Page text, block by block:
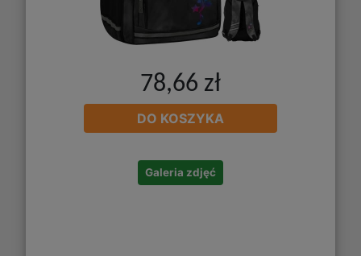
78,66 zł
DO KOSZYKA
Galeria zdjęć